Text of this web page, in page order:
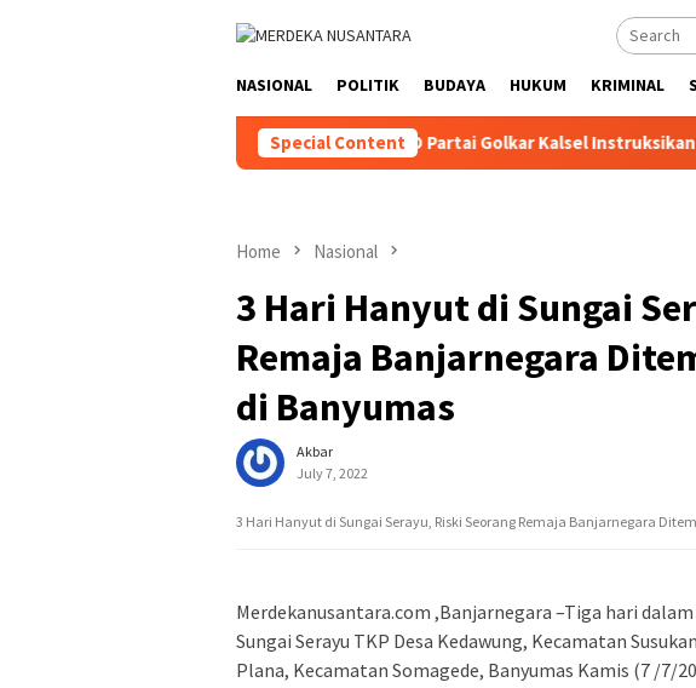
NASIONAL POLITIK BUDAYA HUKUM KRIMINAL
Special Content
DPD Partai Golkar Kalsel Instruksikan Kader
Home Nasional
3 Hari Hanyut di Sungai
Remaja Banjarnegara
di Banyumas
Akbar
July 7, 2022
3 Hari Hanyut di Sungai Serayu, Riski Seorang Remaja Banjarnegara
Merdekanusantara.com ,Banjarnegara –Tiga hari
Sungai Serayu TKP Desa Kedawung, Kecamatan
Plana, Kecamatan Somagede, Banyumas Kamis (7 /7/